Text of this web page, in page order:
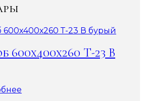
600х400х260 Т-23 В